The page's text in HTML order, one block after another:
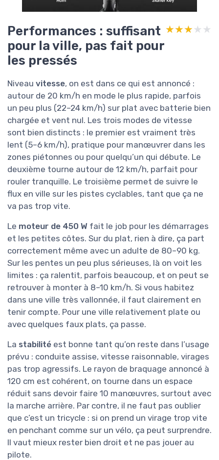
Performances : suffisant
pour la ville, pas fait pour
les pressés
★★★★★
★★★★★
Niveau vitesse, on est dans ce qui est annoncé :
autour de 20 km/h en mode le plus rapide, parfois
un peu plus (22–24 km/h) sur plat avec batterie bien
chargée et vent nul. Les trois modes de vitesse
sont bien distincts : le premier est vraiment très
lent (5–6 km/h), pratique pour manœuvrer dans les
zones piétonnes ou pour quelqu’un qui débute. Le
deuxième tourne autour de 12 km/h, parfait pour
rouler tranquille. Le troisième permet de suivre le
flux en ville sur les pistes cyclables, tant que ça ne
va pas trop vite.
Le moteur de 450 W fait le job pour les démarrages
et les petites côtes. Sur du plat, rien à dire, ça part
correctement même avec un adulte de 80–90 kg.
Sur les pentes un peu plus sérieuses, là on voit les
limites : ça ralentit, parfois beaucoup, et on peut se
retrouver à monter à 8–10 km/h. Si vous habitez
dans une ville très vallonnée, il faut clairement en
tenir compte. Pour une ville relativement plate ou
avec quelques faux plats, ça passe.
La stabilité est bonne tant qu’on reste dans l’usage
prévu : conduite assise, vitesse raisonnable, virages
pas trop agressifs. Le rayon de braquage annoncé à
120 cm est cohérent, on tourne dans un espace
réduit sans devoir faire 10 manœuvres, surtout avec
la marche arrière. Par contre, il ne faut pas oublier
que c’est un tricycle : si on prend un virage trop vite
en penchant comme sur un vélo, ça peut surprendre.
Il vaut mieux rester bien droit et ne pas jouer au
pilote.